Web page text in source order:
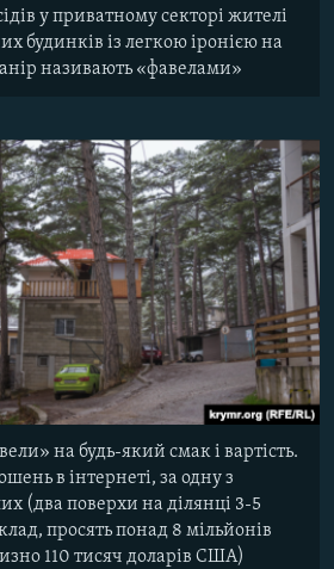
у приватному секторі жителі
будинків із легкою іронією на
називають «фавелами»
на будь-який смак і вартість.
в інтернеті, за одну з
(два поверхи на ділянці 3-5
просять понад 8 мільйонів
110 тисяч доларів США)